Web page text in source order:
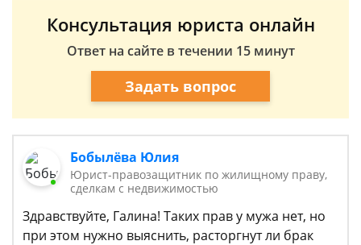
Консультация юриста онлайн
Ответ на сайте в течении 15 минут
Задать вопрос
Бобылёва Юлия
Юрист-правозащитник по жилищному праву,
сделкам с недвижимостью
Здравствуйте, Галина! Таких прав у мужа нет, но
при этом нужно выяснить, расторгнут ли брак